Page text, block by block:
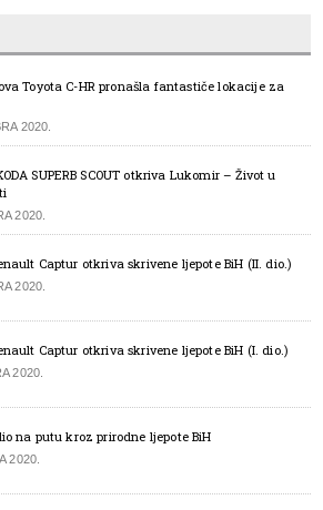
Toyota C-HR pronašla fantastiče lokacije za
2020.
SUPERB SCOUT otkriva Lukomir – Život u
2020.
Captur otkriva skrivene ljepote BiH (II. dio.)
2020.
Captur otkriva skrivene ljepote BiH (I. dio.)
2020.
na putu kroz prirodne ljepote BiH
2020.